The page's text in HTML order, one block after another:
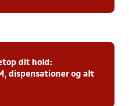
dit hold:
dispensationer og alt